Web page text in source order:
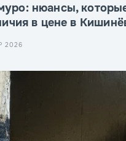
нюансы,
в цене в
2026